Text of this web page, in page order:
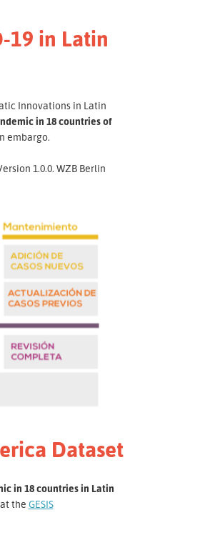
19 in Latin
Innovations in Latin
in 18 countries of
embargo.
1.0.0. WZB Berlin
Dataset
in 18 countries in Latin
the GESIS